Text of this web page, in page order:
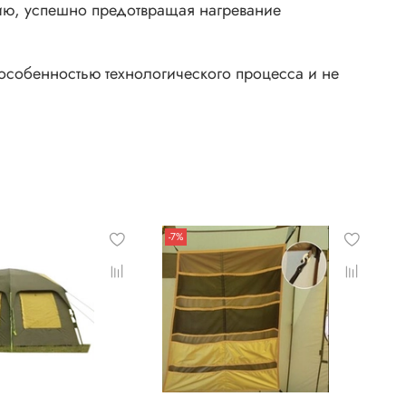
успешно предотвращая нагревание
технологического процесса и не
-7%